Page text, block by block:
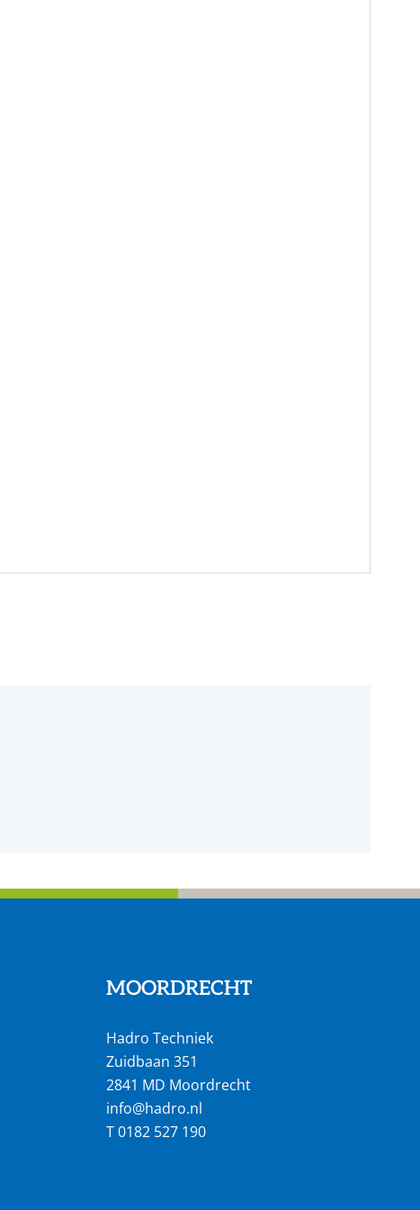
MOORDRECHT
Hadro Techniek
Zuidbaan 351
2841 MD Moordrecht
info@hadro.nl
T0182 527 190